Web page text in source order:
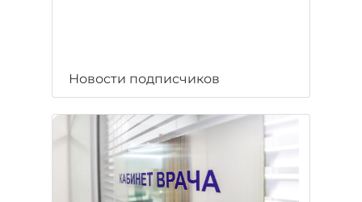
Новости подписчиков